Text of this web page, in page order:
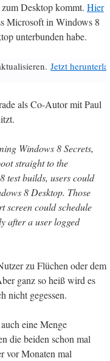
Desktop kommt. Hier
Microsoft in Windows 8
unterbunden habe.
Jetzt
als Co-Autor mit Paul
Windows 8 Secrets,
straight to the
test builds, users could
8 Desktop. Those
screen could schedule
after a user logged
zu Flüchen oder dem
ganz so heiß wird es
nicht gegessen.
eine Menge
die beiden schon mal
vor Monaten mal